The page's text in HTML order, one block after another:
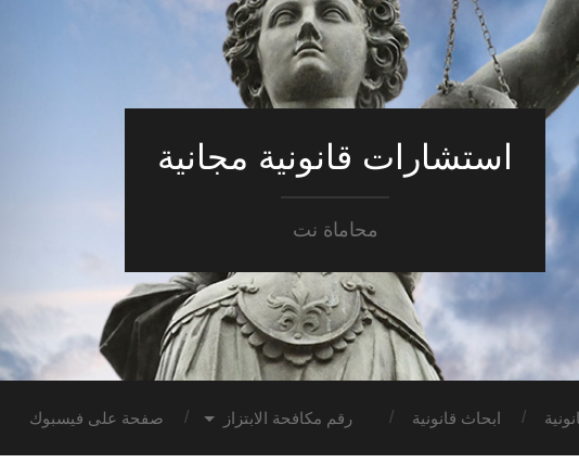
استشارات قانونية مجانية
محاماة نت
ابحاث قانونية رقم مكافحة الابتزاز صفحة على فيسبوك